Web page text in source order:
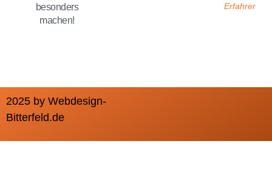
besonders
machen!
Erfahren
2025 by Webdesign-
Bitterfeld.de